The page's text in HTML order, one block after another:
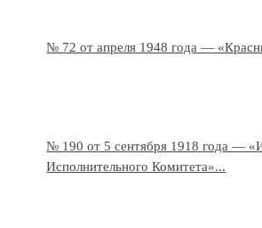
№ 72 от апреля 1948 года —
№ 190 от 5 сентября 1918 года —
Исполнительного Комитета»...